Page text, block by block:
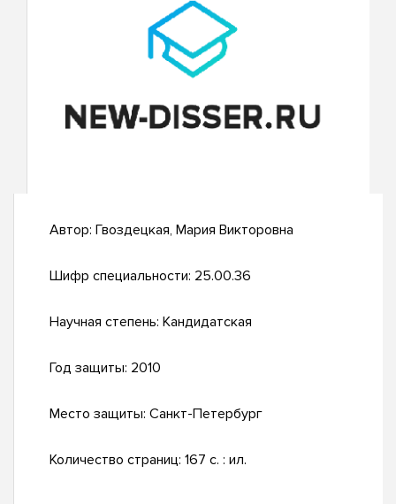
Автор: Гвоздецкая, Мария Викторовна
Шифр специальности: 25.00.36
Научная степень: Кандидатская
Год защиты: 2010
Место защиты: Санкт-Петербург
Количество страниц: 167 с. : ил.